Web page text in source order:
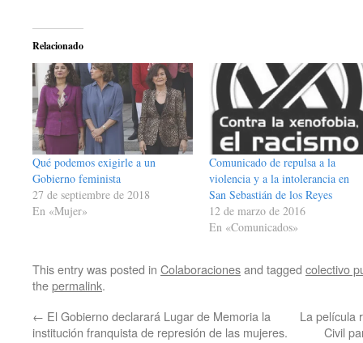
Relacionado
Qué podemos exigirle a un
Gobierno feminista
27 de septiembre de 2018
En «Mujer»
Comunicado de repulsa a la
violencia y a la intolerancia en
San Sebastián de los Reyes
12 de marzo de 2016
En «Comunicados»
This entry was posted in Colaboracionesand tagged colectivo
thepermalink.
← El Gobierno declarará Lugar de Memoria la
institución franquista de represión de las mujeres.
La película
Civil